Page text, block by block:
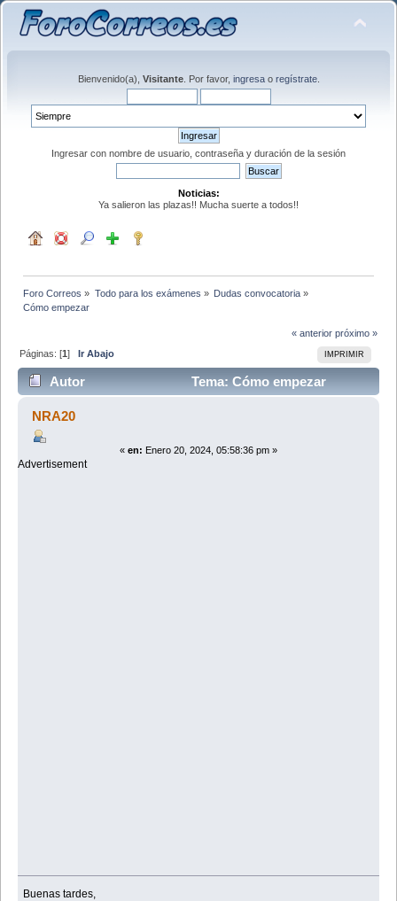
Bienvenido(a), Visitante. Por favor, ingresao regístrate.
Ingresar con nombre de usuario, contraseña y duración de la sesión
Noticias:
Ya salieron las plazas!! Mucha suerte a todos!!
Foro Correos » Todo para los exámenes » Dudas convocatoria»
Cómo empezar
« anterior próximo »
IMPRIMIR
Páginas: [1]Ir Abajo
Autor
Tema: Cómo empezar
(Leído 4563 veces)
NRA20
« en: Enero 20, 2024, 05:58:36 pm »
Advertisement
Buenas tardes,